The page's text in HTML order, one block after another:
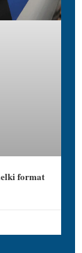
format